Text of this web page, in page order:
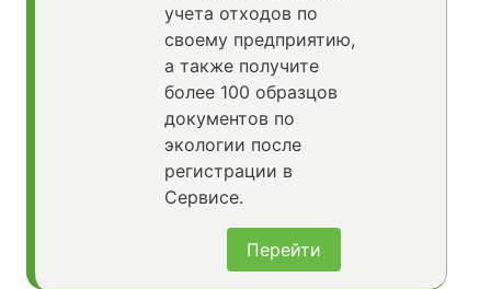
учета отходов по
своему предприятию,
а также получите
более 100 образцов
документов по
экологии после
регистрации в
Сервисе.
Перейти